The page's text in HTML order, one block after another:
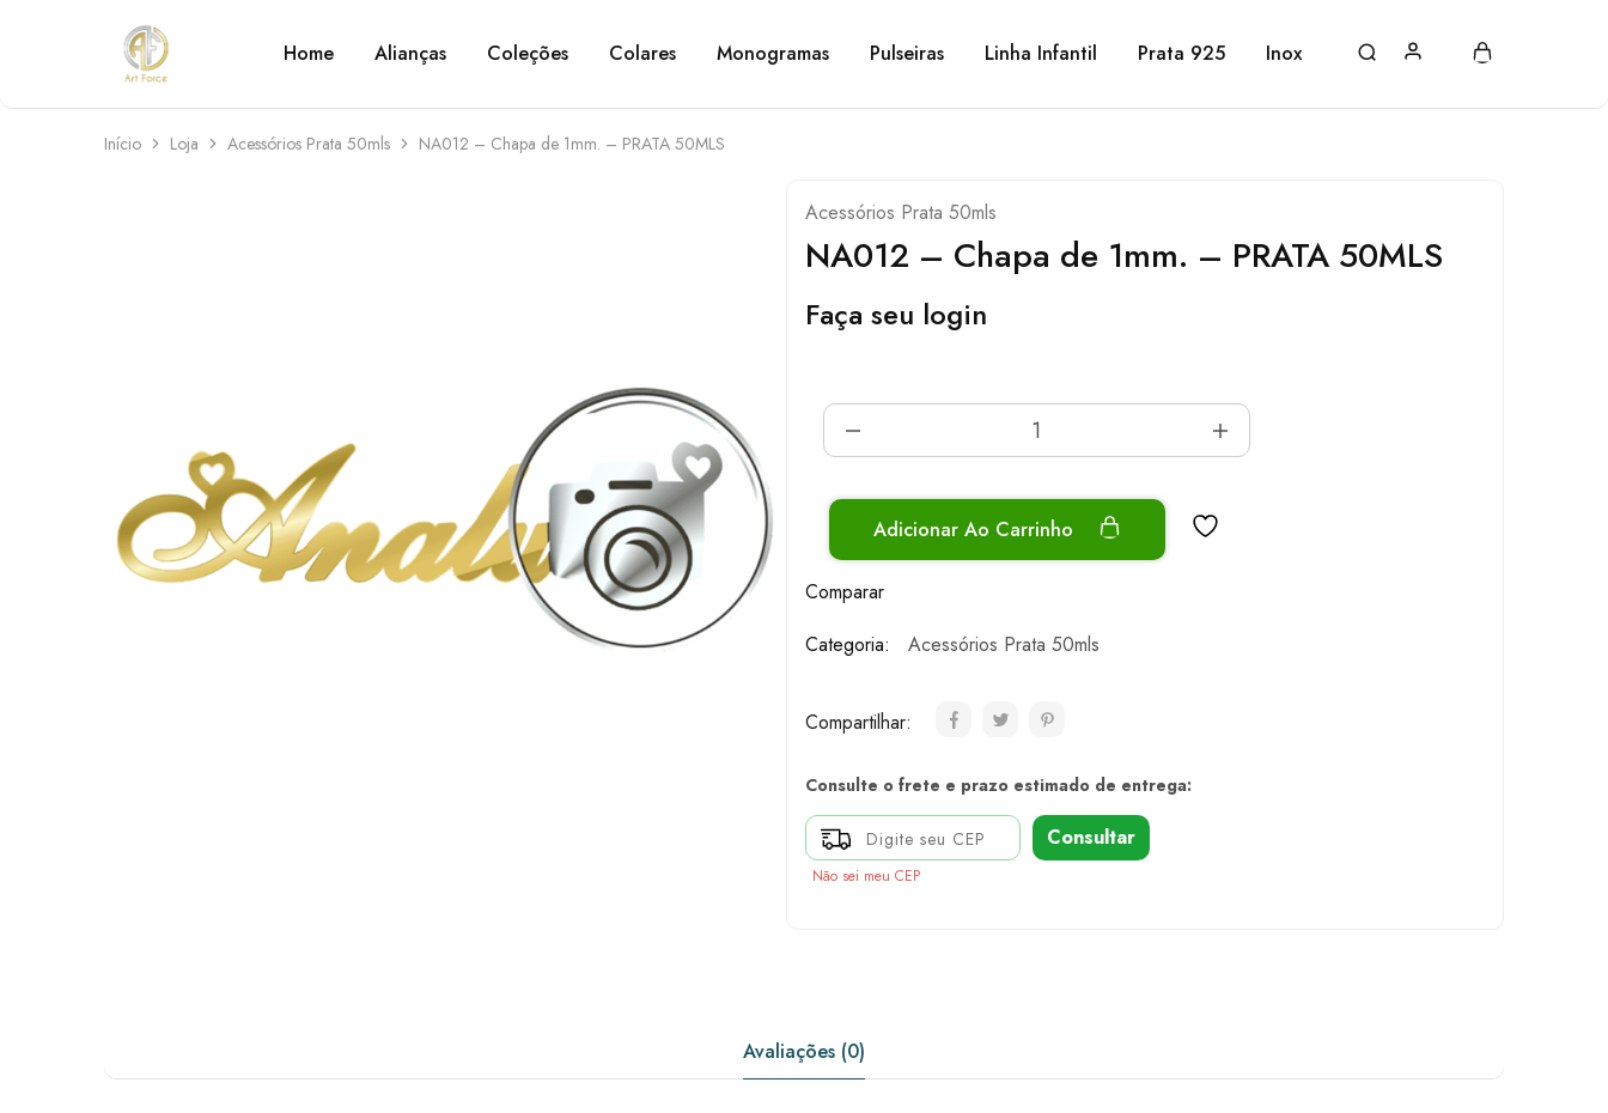
Art
Force
Semijoias
personalizadas
Home Alianças Coleções Colares Monogramas Pulseiras Linha Infantil Prata 925 Inox
Início Loja Acessórios Prata 50mls NA012 – Chapa de 1mm. – PRATA 50MLS
Acessórios Prata 50mls
NA012 – Chapa de 1mm. – PRATA 50MLS
Faça seu login
Adicionar Ao Carrinho
Comparar
Categoria:
Acessórios Prata 50mls
Compartilhar:
Consulte o frete e prazo estimado de entrega:
Consultar
Não sei meu CEP
Avaliações (0)